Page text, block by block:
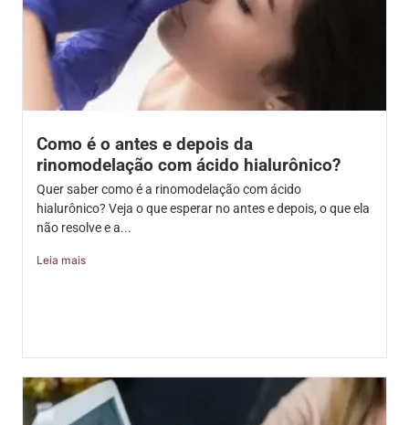
Como é o antes e depois da
rinomodelação com ácido hialurônico?
Quer saber como é a rinomodelação com ácido
hialurônico? Veja o que esperar no antes e depois, o que ela
não resolve e a...
Leia mais